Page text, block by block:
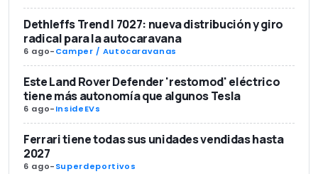
Dethleffs Trend I 7027: nueva distribución y giro
radical para la autocaravana
6 ago-Camper / Autocaravanas
Este Land Rover Defender 'restomod' eléctrico
tiene más autonomía que algunos Tesla
6 ago-InsideEVs
Ferrari tiene todas sus unidades vendidas hasta
2027
6 ago-Superdeportivos